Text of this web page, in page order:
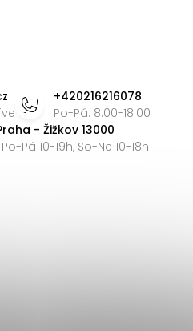
+420216216078
Po-Pá: 8:00-18:00
- Žižkov 13000
Pá 10-19h, So-Ne 10-18h